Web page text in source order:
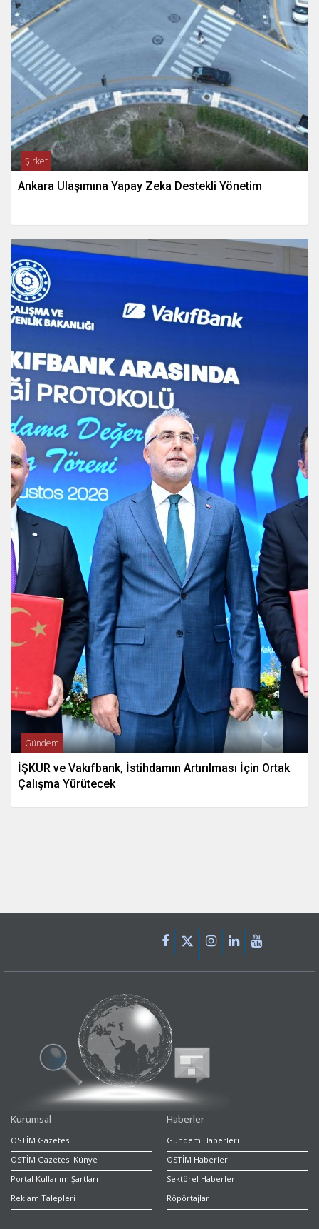
Şirket
Ankara Ulaşımına Yapay Zeka Destekli Yönetim
Gündem
İŞKUR ve Vakıfbank, İstihdamın Artırılması İçin Ortak
Çalışma Yürütecek
Kurumsal
OSTİM Gazetesi
OSTİM Gazetesi Künye
Portal Kullanım Şartları
Reklam Talepleri
Haberler
Gündem Haberleri
OSTİM Haberleri
Sektörel Haberler
Röpörtajlar